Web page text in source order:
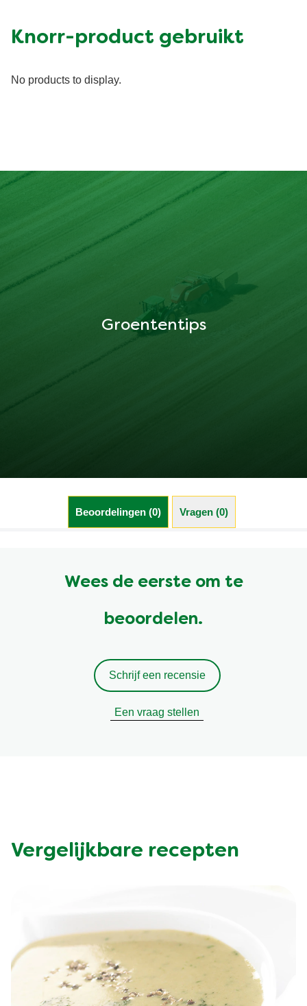
Knorr-product gebruikt
No products to display.
Groententips
Beoordelingen (0) Vragen (0)
Wees de eerste om te
beoordelen.
Schrijf een recensie
Een vraag stellen
Vergelijkbare recepten